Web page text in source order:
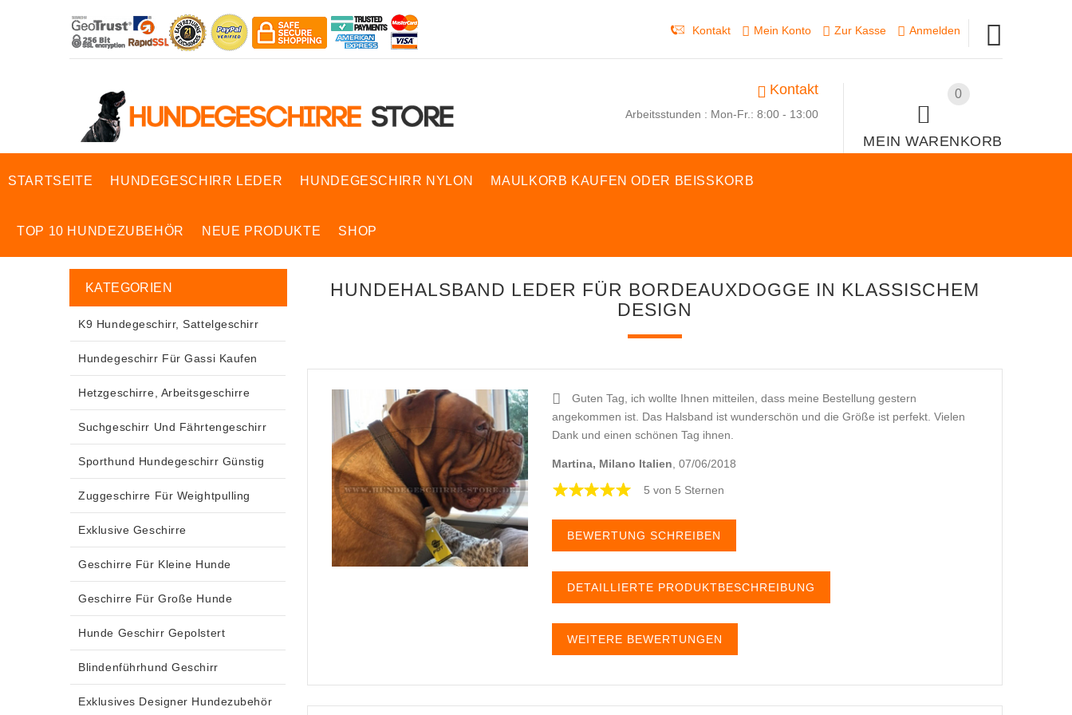
Kontakt Mein Konto Zur Kasse Anmelden
0
MEIN WARENKORB
Kontakt
Arbeitsstunden : Mon-Fr.: 8:00 - 13:00
STARTSEITE HUNDEGESCHIRR LEDER HUNDEGESCHIRR NYLON MAULKORB KAUFEN ODER BEISSKORB
TOP 10 HUNDEZUBEHÖR NEUE PRODUKTE SHOP
HUNDEHALSBAND LEDER FÜR BORDEAUXDOGGE IN KLASSISCHEM
DESIGN
Guten Tag, ich wollte Ihnen mitteilen, dass meine Bestellung gestern
angekommen ist. Das Halsband ist wunderschön und die Größe ist perfekt. Vielen
Dank und einen schönen Tag ihnen.
Martina, Milano Italien, 07/06/2018
5 von 5 Sternen
BEWERTUNG SCHREIBEN
DETAILLIERTE PRODUKTBESCHREIBUNG
WEITERE BEWERTUNGEN
KATEGORIEN
K9 Hundegeschirr, Sattelgeschirr
Hundegeschirr Für Gassi Kaufen
Hetzgeschirre, Arbeitsgeschirre
Suchgeschirr Und Fährtengeschirr
Sporthund Hundegeschirr Günstig
Zuggeschirre Für Weightpulling
Exklusive Geschirre
Geschirre Für Kleine Hunde
Geschirre Für Große Hunde
Hunde Geschirr Gepolstert
Blindenführhund Geschirr
Exklusives Designer Hundezubehör